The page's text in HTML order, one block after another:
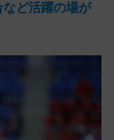
ど活躍の場が